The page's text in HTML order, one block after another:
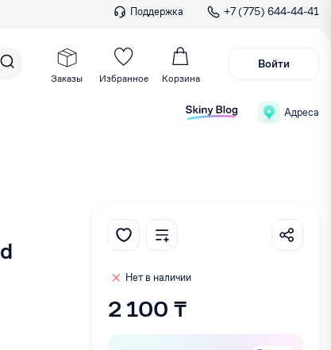
Поддержка +7 (775) 644-44-41
Заказы Избранное Корзина
Войти
Адреса
Нет в наличии
2 100 ₸